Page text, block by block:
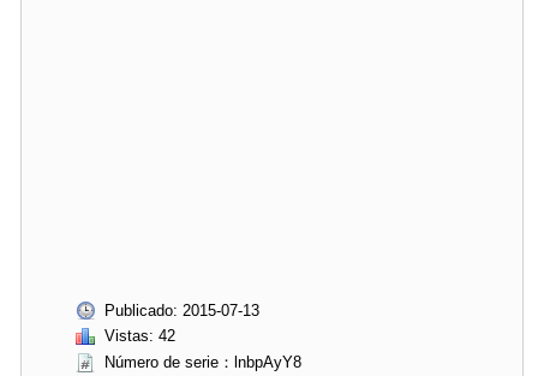
Publicado: 2015-07-13
Vistas: 42
Número de serie：lnbpAyY8